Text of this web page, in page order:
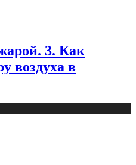
3. Как
воздуха в